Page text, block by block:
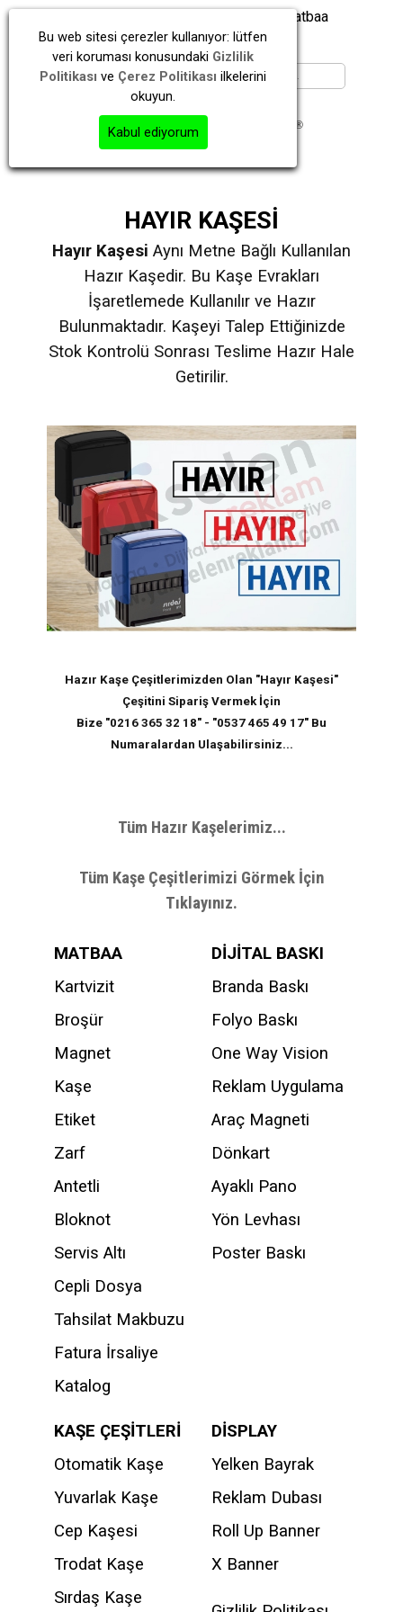
İstanbul | Kayışdağı | Ataşehir | Matbaa
HAYIR KAŞESİ
Hayır Kaşesi Aynı Metne Bağlı Kullanılan
Hazır Kaşedir. Bu Kaşe Evrakları
İşaretlemede Kullanılır ve Hazır
Bulunmaktadır. Kaşeyi Talep Ettiğinizde
Stok Kontrolü Sonrası Teslime Hazır Hale
Getirilir.
Hazır Kaşe Çeşitlerimizden Olan "Hayır Kaşesi"
Çeşitini Sipariş Vermek İçin
Bize "0216 365 32 18" - "0537 465 49 17" Bu
Numaralardan Ulaşabilirsiniz...
Tüm Hazır Kaşelerimiz...
Tüm Kaşe Çeşitlerimizi Görmek İçin
Tıklayınız.
MATBAA
Kartvizit
Broşür
Magnet
Kaşe
Etiket
Zarf
Antetli
Bloknot
Servis Altı
Cepli Dosya
Tahsilat Makbuzu
Fatura İrsaliye
Katalog
DİJİTAL BASKI
Branda Baskı
Folyo Baskı
One Way Vision
Reklam Uygulama
Araç Magneti
Dönkart
Ayaklı Pano
Yön Levhası
Poster Baskı
DİSPLAY
Yelken Bayrak
Reklam Dubası
Roll Up Banner
X Banner
KAŞE ÇEŞİTLERİ
Otomatik Kaşe
Yuvarlak Kaşe
Cep Kaşesi
Trodat Kaşe
Sırdaş Kaşe
Bu web sitesi çerezler kullanıyor: lütfen
veri koruması konusundaki Gizlilik
Politikası ve Çerez Politikası ilkelerini
okuyun.
Kabul ediyorum